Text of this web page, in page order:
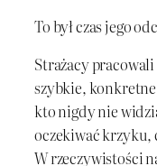
To był czas jego
Strażacy
szybkie,
kto nigdy nie
oczekiwać krzyku,
W rzeczywistości